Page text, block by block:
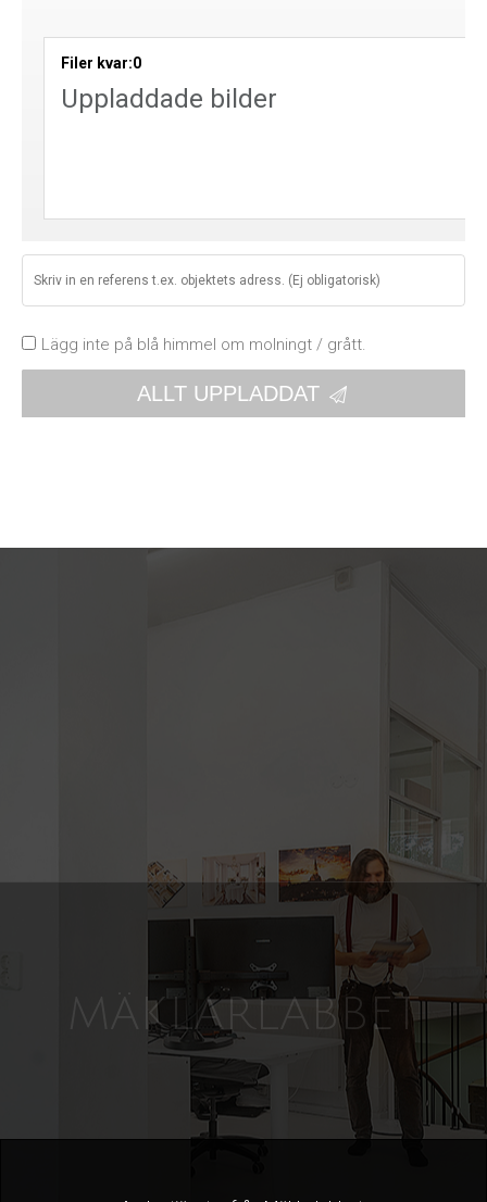
Filer kvar:0
Uppladdade bilder
Lägg inte på blå himmel om molningt / grått.
ALLT UPPLADDAT
MÄKLARLABBET